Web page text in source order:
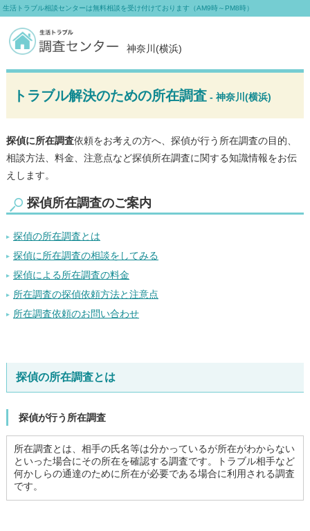
トラブル解決のための所在調査 - 神奈川(横浜)
探偵に所在調査依頼をお考えの方へ、探偵が行う所在調査の目的、
相談方法、料金、注意点など探偵所在調査に関する知識情報をお伝
えします。
探偵所在調査のご案内
探偵の所在調査とは
探偵に所在調査の相談をしてみる
探偵による所在調査の料金
所在調査の探偵依頼方法と注意点
所在調査依頼のお問い合わせ
探偵の所在調査とは
探偵が行う所在調査
所在調査とは、相手の氏名等は分かっているが所在がわからない
といった場合にその所在を確認する調査です。トラブル相手など
何かしらの通達のために所在が必要である場合に利用される調査
です。
神奈川(横浜)
生活トラブル相談センターは無料相談を受け付けております（AM9時～PM8時）